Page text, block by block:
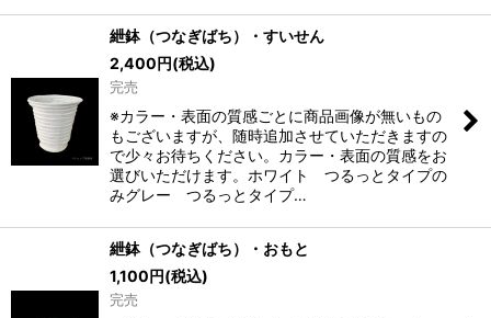
紲鉢（つなぎばち）・すいせん
2,400円(税込)
完売
※カラー・表面の質感ごとに商品画像が無いもの
もございますが、随時追加させていただきますの
で少々お待ちください。カラー・表面の質感をお
選びいただけます。ホワイト つるっとタイプの
みグレー つるっとタイプ…
紲鉢（つなぎばち）・おもと
1,100円(税込)
完売